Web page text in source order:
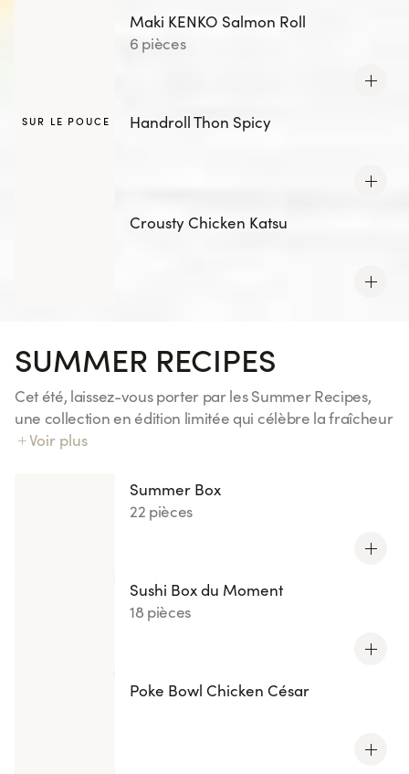
Maki KENKO Salmon Roll
6 pièces
SUR LE POUCE Handroll Thon Spicy
Crousty Chicken Katsu
SUMMER RECIPES
Cet été, laissez-vous porter par les Summer Recipes,
une collection en édition limitée qui célèbre la fraîcheur
et les saveurs ensoleillées. Découvrez des associations
pensées pour accompagner vos envies d’évasion.
Voir plus
Summer Box
22 pièces
Sushi Box du Moment
18 pièces
Poke Bowl Chicken César